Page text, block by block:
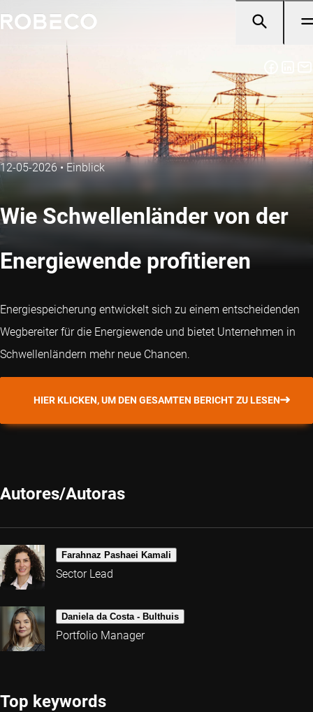
12-05-2026•Einblick
Wie Schwellenländer von der
Energiewende profitieren
Energiespeicherung entwickelt sich zu einem entscheidenden
Wegbereiter für die Energiewende und bietet Unternehmen in
Schwellenländern mehr neue Chancen.
HIER KLICKEN, UM DEN GESAMTEN BERICHT ZU LESEN
Autores/Autoras
Farahnaz Pashaei Kamali
Sector Lead
Daniela da Costa - Bulthuis
Portfolio Manager
Top keywords